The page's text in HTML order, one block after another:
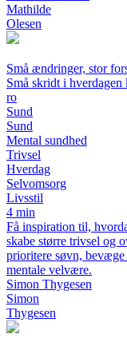
Mathilde
Olesen
Små ændringer, stor
Små skridt i
ro
Sund
Sund
Mental sundhed
Trivsel
Hverdag
Selvomsorg
Livsstil
4 min
Få inspiration til,
skabe større trivsel og
prioritere søvn,
mentale velvære.
Simon Thygesen
Simon
Thygesen